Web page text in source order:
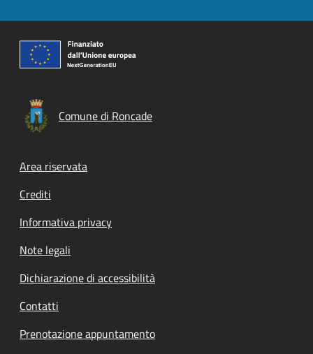
Comune di Roncade
Footer menu
Area riservata
Crediti
Informativa privacy
Note legali
Dichiarazione di accessibilità
Contatti
Prenotazione appuntamento